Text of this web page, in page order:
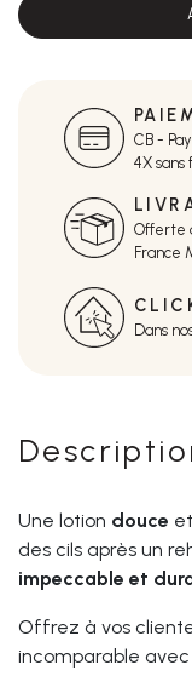
CB -
4X sans
Offerte
France
Dans
Une lotion douce et
des cils après un
impeccable et
Offrez à vos
incomparable